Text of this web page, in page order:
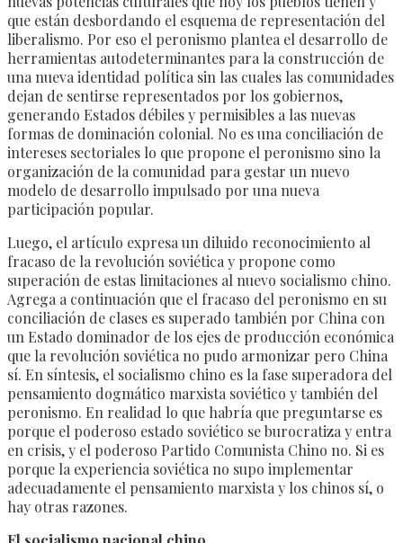
que están desbordando el esquema de representación del
liberalismo. Por eso el peronismo plantea el desarrollo de
herramientas autodeterminantes para la construcción de
una nueva identidad política sin las cuales las comunidades
dejan de sentirse representados por los gobiernos,
generando Estados débiles y permisibles a las nuevas
formas de dominación colonial. No es una conciliación de
intereses sectoriales lo que propone el peronismo sino la
organización de la comunidad para gestar un nuevo
modelo de desarrollo impulsado por una nueva
participación popular.
Luego, el artículo expresa un diluido reconocimiento al
fracaso de la revolución soviética y propone como
superación de estas limitaciones al nuevo socialismo chino.
Agrega a continuación que el fracaso del peronismo en su
conciliación de clases es superado también por China con
un Estado dominador de los ejes de producción económica
que la revolución soviética no pudo armonizar pero China
sí. En síntesis, el socialismo chino es la fase superadora del
pensamiento dogmático marxista soviético y también del
peronismo. En realidad lo que habría que preguntarse es
porque el poderoso estado soviético se burocratiza y entra
en crisis, y el poderoso Partido Comunista Chino no. Si es
porque la experiencia soviética no supo implementar
adecuadamente el pensamiento marxista y los chinos sí, o
hay otras razones.